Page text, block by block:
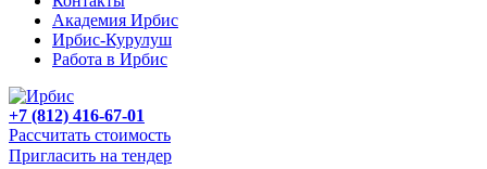
Академия Ирбис
Ирбис-Курулуш
Работа в Ирбис
+7 (812) 416-67-01
Рассчитать стоимость
Пригласить на тендер